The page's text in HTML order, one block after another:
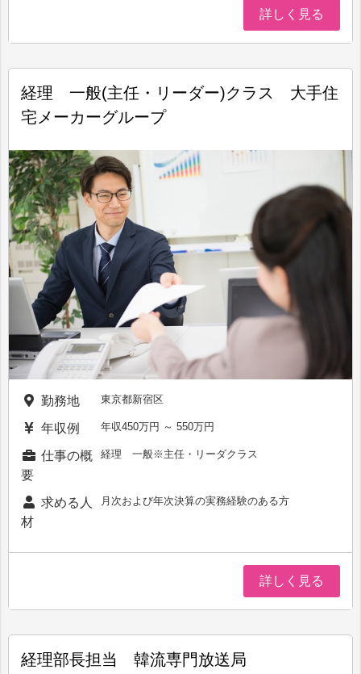
詳しく見る
経理 一般(主任・リーダー)クラス 大手住
宅メーカーグループ
勤務地 東京都新宿区
年収例 年収450万円 ～ 550万円
仕事の概
要
経理 一般※主任・リーダクラス
求める人
材
月次および年次決算の実務経験のある方
詳しく見る
経理部長担当 韓流専門放送局